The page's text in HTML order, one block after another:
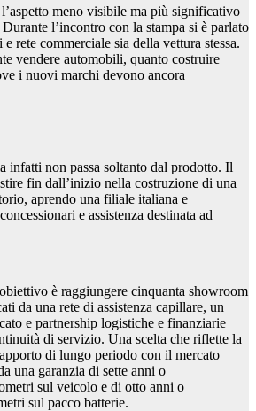
meno visibile ma più significativo
l’incontro con la stampa si è parlato
rete commerciale sia della vettura stessa.
vendere automobili, quanto costruire
i nuovi marchi devono ancora
infatti non passa soltanto dal prodotto. Il
fin dall’inizio nella costruzione di una
aprendo una filiale italiana e
e assistenza destinata ad
è raggiungere cinquanta showroom
da una rete di assistenza capillare, un
e partnership logistiche e finanziarie
di servizio. Una scelta che riflette la
di lungo periodo con il mercato
una garanzia di sette anni o
sul veicolo e di otto anni o
sul pacco batterie.